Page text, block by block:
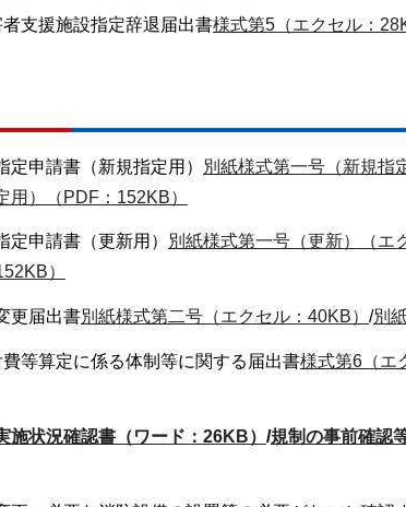
者支援施設指定辞退届出書様式第5（エクセル：
定申請書（新規指定用） 別紙様式第一号（新規指
用）（PDF：152KB）
定申請書（更新用） 別紙様式第一号（更新）（エ
）
更届出書別紙様式第二号（エクセル：40KB） /別
費等算定に係る体制等に関する届出書様式第6（エ
施状況確認書（ワード：26KB） /規制の事前確認